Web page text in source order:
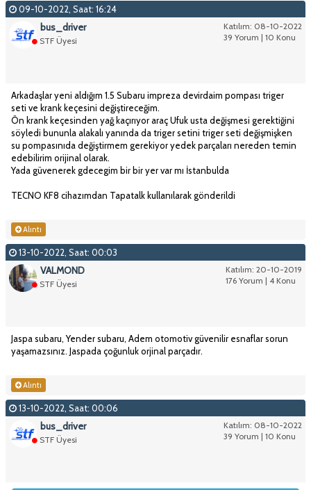
09-10-2022, Saat: 16:24
Katılım: 08-10-2022
39 Yorum | 10 Konu
bus_driver
STF Üyesi
Arkadaşlar yeni aldığım 1.5 Subaru impreza devirdaim pompası triger
seti ve krank keçesini değiştireceğim.
Ön krank keçesinden yağ kaçırıyor araç Ufuk usta değişmesi gerektiğini
söyledi bununla alakalı yanında da triger setini triger seti değişmişken
su pompasınıda değiştirmem gerekiyor yedek parçaları nereden temin
edebilirim orijinal olarak.
Yada güvenerek gdecegim bir bir yer var mı İstanbulda
TECNO KF8 cihazımdan Tapatalk kullanılarak gönderildi
Alıntı
13-10-2022, Saat: 00:03
Katılım: 20-10-2019
176 Yorum | 4 Konu
VALMOND
STF Üyesi
Jaspa subaru, Yender subaru, Adem otomotiv güvenilir esnaflar sorun
yaşamazsınız. Jaspada çoğunluk orjinal parçadır.
Alıntı
13-10-2022, Saat: 00:06
Katılım: 08-10-2022
39 Yorum | 10 Konu
bus_driver
STF Üyesi